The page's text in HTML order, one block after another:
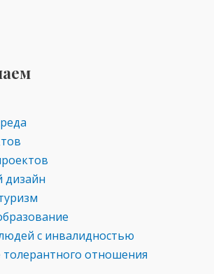
дизайн
с инвалидностью
отношения